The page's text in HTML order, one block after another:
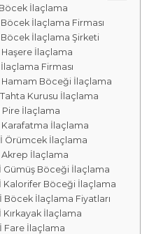
Böcek İlaçlama
Böcek İlaçlama Firması
Böcek İlaçlama Şirketi
Haşere İlaçlama
Firması
Hamam Böceği İlaçlama
Tahta Kurusu İlaçlama
Pire İlaçlama
Karafatma İlaçlama
Örümcek İlaçlama
Akrep İlaçlama
Gümüş Böceği İlaçlama
Kalorifer Böceği İlaçlama
Böcek İlaçlama Fiyatları
Kırkayak İlaçlama
Fare İlaçlama